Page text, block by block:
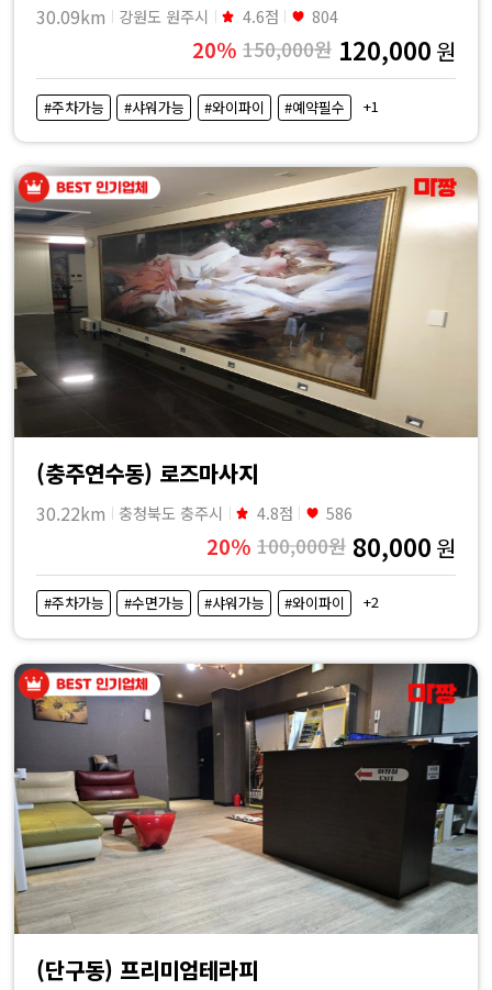
30.09km 강원도 원주시 4.6점 804
20% 150,000원 120,000 원
#주차가능 #샤워가능 #와이파이 #예약필수 +1
(충주연수동) 로즈마사지
30.22km 충청북도 충주시 4.8점 586
20% 100,000원 80,000 원
#주차가능 #수면가능 #샤워가능 #와이파이 +2
(단구동) 프리미엄테라피